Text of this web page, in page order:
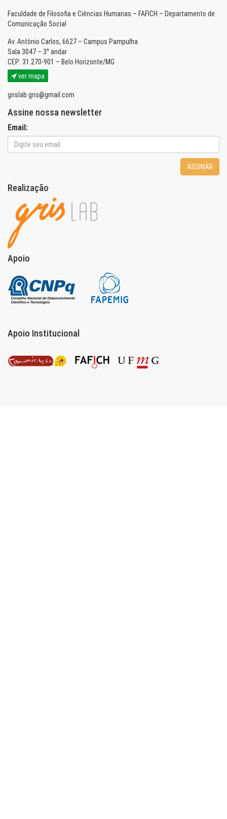
Faculdade de Filosofia e Ciências Humanas – FAFICH – Departamento de
Comunicação Social
Av. Antônio Carlos, 6627 – Campus Pampulha
Sala 3047 – 3° andar
CEP: 31.270-901 – Belo Horizonte/MG
ver mapa
grislab.gris@gmail.com
Assine nossa newsletter
Email:
ASSINAR
Realização
Apoio
Apoio Institucional